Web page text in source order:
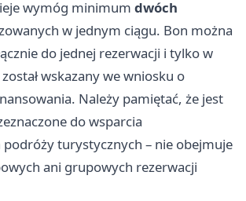
wymóg minimum dwóch
w jednym ciągu. Bon można
do jednej rezerwacji i tylko w
wskazany we wniosku o
Należy pamiętać, że jest
do wsparcia
turystycznych – nie obejmuje
ani grupowych rezerwacji